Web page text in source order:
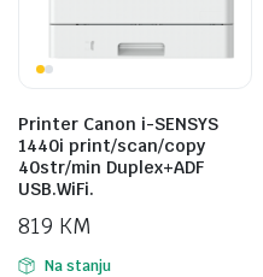
Printer Canon i-SENSYS
1440i print/scan/copy
40str/min Duplex+ADF
USB.WiFi.
819 KM
Na stanju